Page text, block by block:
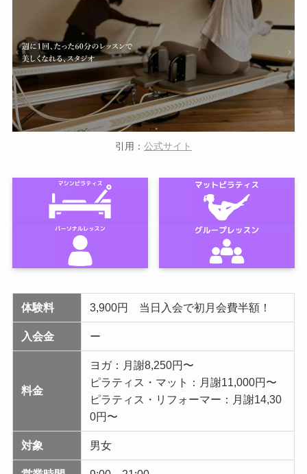
引用： 公式サイト
体験料 3,900円 当日入会で初月会費半額！
入会金 ー
料金
ヨガ：月謝8,250円〜
ピラティス・マット：月謝11,000円〜
ピラティス・リフォーマー：月謝14,30
0円〜
対象 男女